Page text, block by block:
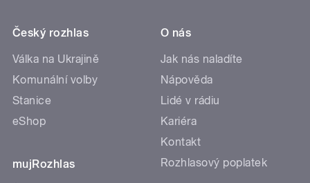
Český rozhlas
Válka na Ukrajině
Komunální volby
Stanice
eShop
mujRozhlas
O nás
Jak nás naladíte
Nápověda
Lidé v rádiu
Kariéra
Kontakt
Rozhlasový poplatek